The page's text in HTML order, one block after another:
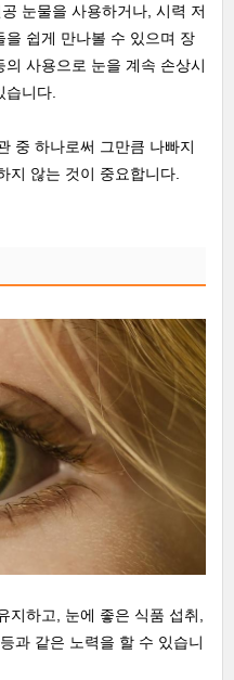
눈물을 사용하거나, 시력 저
쉽게 만나볼 수 있으며 장
사용으로 눈을 계속 손상시
니다.
중 하나로써 그만큼 나빠지
지 않는 것이 중요합니다.
지하고, 눈에 좋은 식품 섭취,
과 같은 노력을 할 수 있습니